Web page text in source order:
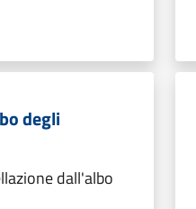
degli
dall'albo